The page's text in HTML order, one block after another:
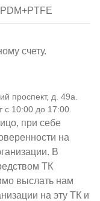
счету.
проспект, д. 49а.
10:00 до 17:00.
при себе
на
В
ТК
выслать нам
на эту ТК и